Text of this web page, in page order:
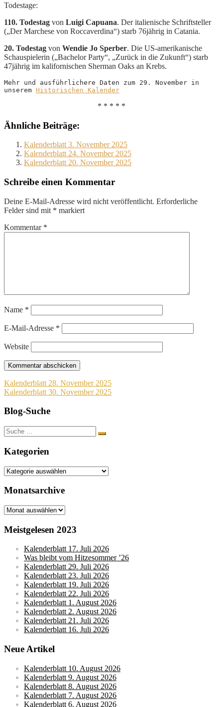
Todestage:
110. Todestag von Luigi Capuana. Der italienische Schriftsteller
(„Der Marchese von Roccaverdina“) starb 76jährig in Catania.
20. Todestag von Wendie Jo Sperber. Die US-amerikanische
Schauspielerin („Bachelor Party“, „Zurück in die Zukunft“) starb
47jährig im kalifornischen Sherman Oaks an Krebs.
Mehr und ausführlichere Daten zum 29. November in
unserem Historischen Kalender
* * * * *
Ähnliche Beiträge:
Kalenderblatt 3. November 2025
Kalenderblatt 24. November 2025
Kalenderblatt 20. November 2025
Schreibe einen Kommentar
Deine E-Mail-Adresse wird nicht veröffentlicht. Erforderliche
Felder sind mit * markiert
Kommentar *
Name *
E-Mail-Adresse *
Website
Beitragsnavigation
Kalenderblatt 28. November 2025
Kalenderblatt 30. November 2025
Blog-Suche
Suche
nach:
Kategorien
Kategorien
Monatsarchive
Monatsarchive
Meistgelesen 2023
Kalenderblatt 17. Juli 2026
Was bleibt vom Hitzesommer ’26
Kalenderblatt 29. Juli 2026
Kalenderblatt 23. Juli 2026
Kalenderblatt 19. Juli 2026
Kalenderblatt 22. Juli 2026
Kalenderblatt 1. August 2026
Kalenderblatt 2. August 2026
Kalenderblatt 21. Juli 2026
Kalenderblatt 16. Juli 2026
Neue Artikel
Kalenderblatt 10. August 2026
Kalenderblatt 9. August 2026
Kalenderblatt 8. August 2026
Kalenderblatt 7. August 2026
Kalenderblatt 6. August 2026